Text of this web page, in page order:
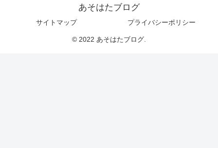
あそはたブログ
サイトマップ プライバシーポリシー
© 2022 あそはたブログ.